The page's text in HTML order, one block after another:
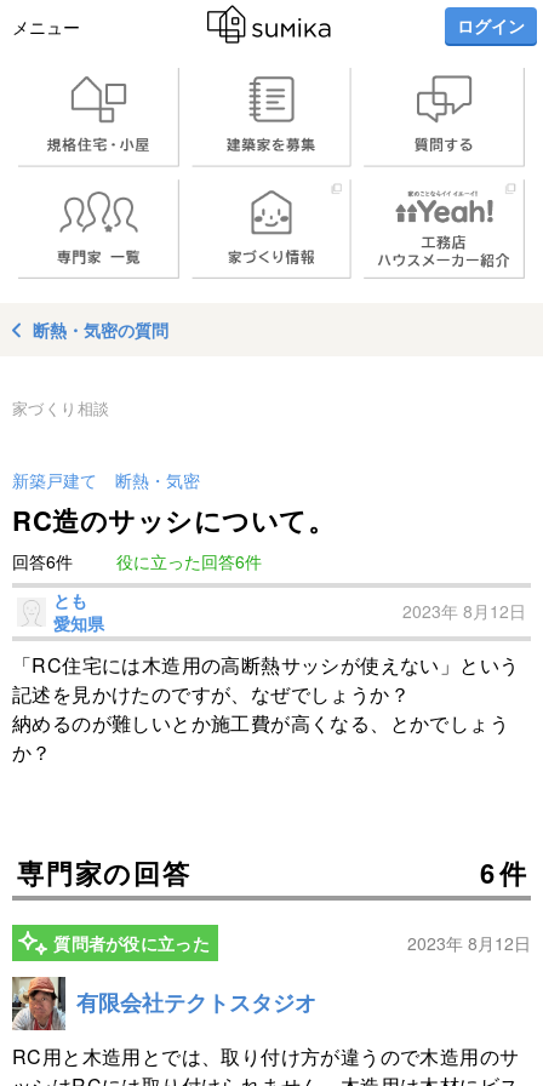
メニュー ログイン
断熱・気密の質問
家づくり相談
新築戸建て 断熱・気密
RC造のサッシについて。
回答6件
役に立った回答6件
とも
愛知県
2023年 8月12日
「RC住宅には木造用の高断熱サッシが使えない」という
記述を見かけたのですが、なぜでしょうか？
納めるのが難しいとか施工費が高くなる、とかでしょう
か？
専門家の回答 6件
質問者が役に立った 2023年 8月12日
有限会社テクトスタジオ
RC用と木造用とでは、取り付け方が違うので木造用のサ